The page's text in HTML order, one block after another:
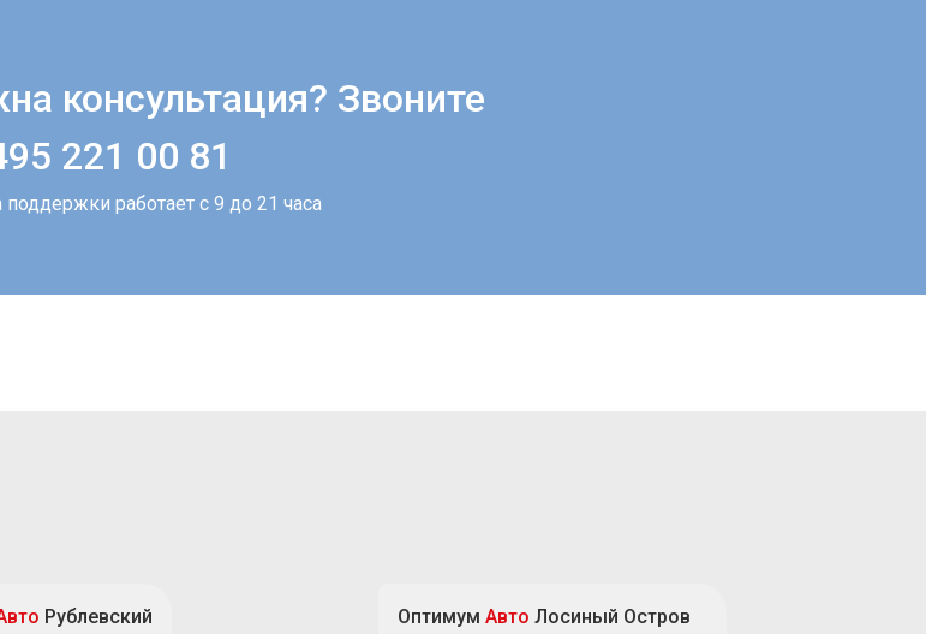
консультация? Звоните
221 00 81
работает с 9 до 21 часа
Рублевский Оптимум Авто Лосиный Остров